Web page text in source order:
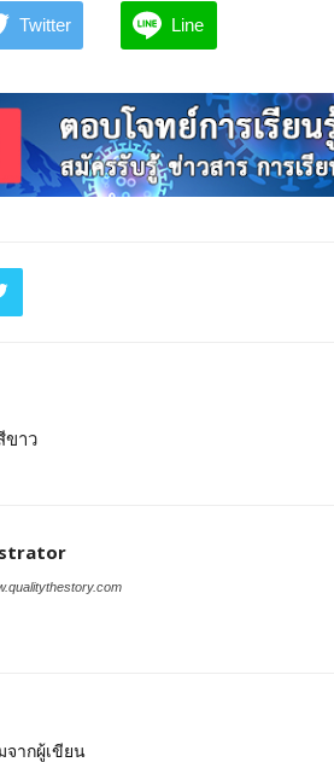
Twitter Line
ขาว
จากผู้เขียน